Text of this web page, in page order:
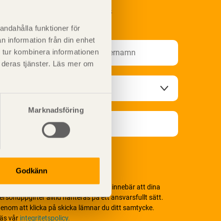
funktioner för
information från din enhet
kombinera informationen
tjänster. Läs mer om
Marknadsföring
Godkänn
på Svenskt Träs
värnar om personlig integritet vilket innebär att dina
alltid hanteras på ett ansvarsfullt sätt.
att klicka på skicka lämnar du ditt samtycke.
vår integritetspolicy.